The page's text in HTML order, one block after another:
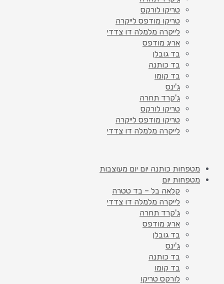
טריקו לורקס
טריקו מודפס לייקרה
לייקרה מלמלה דו צדדי
אריג מודפס
בד גובלן
בד כותנה
בד קומו
ג'ינס
ג'קרד תחרה
טריקו לורקס
טריקו מודפס לייקרה
לייקרה מלמלה דו צדדי
מטפחות כותנה יום יום מעוצבות
מטפחות יום
קלאה בל – בד טטרה
לייקרה מלמלה דו צדדי
ג'קרד תחרה
אריג מודפס
בד גובלן
ג'ינס
בד כותנה
בד קומו
לורקס טריקו